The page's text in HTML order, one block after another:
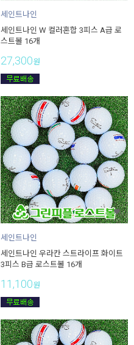
세인트나인
세인트나인 W 컬러혼합 3피스 A급 로
스트볼 16개
27,300원
세인트나인
세인트나인 우라칸 스트라이프 화이트
3피스 B급 로스트볼 16개
11,100원